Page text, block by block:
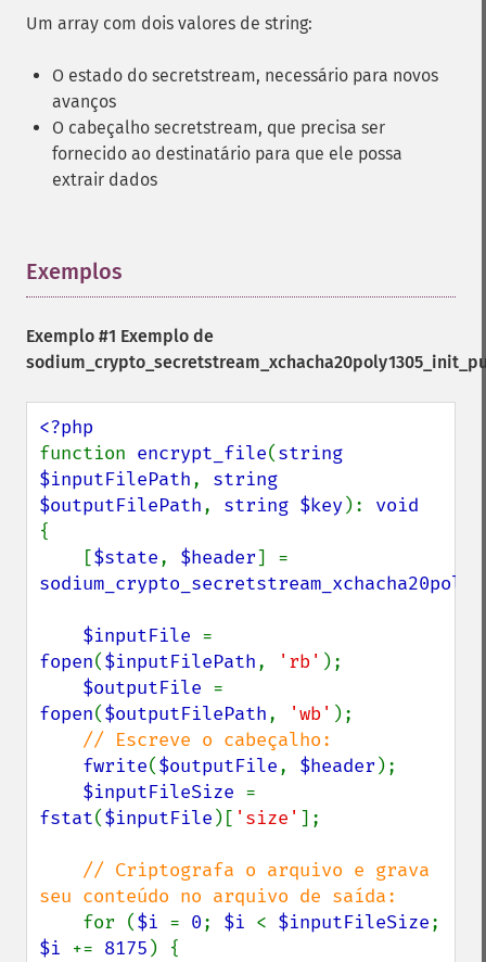
Um array com dois valores de string:
O estado do secretstream, necessário para novos
avanços
O cabeçalho secretstream, que precisa ser
fornecido ao destinatário para que ele possa
extrair dados
Exemplos
Exemplo #1 Exemplo de
function encrypt_file(string
$inputFilePath, string
$outputFilePath, string $key):
{
    [
$state, $header
$inputFile
fopen($inputFilePath, 'rb' );
$outputFile
fopen($outputFilePath, 'wb' );
// Escreve o cabeçalho:
fwrite($outputFile, $header );
$inputFileSize
fstat($inputFile )[ 'size' ];
// Criptografa o arquivo e grava
seu conteúdo no arquivo de saída:
for ($i = 0; $i < $inputFileSize
$i += 8175 ) {